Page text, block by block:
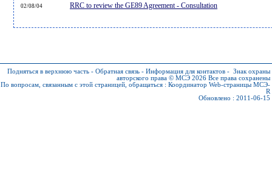
02/08/04 RRC to review the GE89 Agreement - Consultation
Подняться в верхнюю часть - Обратная связь - Информация для контактов - Знак охраны
авторского права © МСЭ 2026 Все права сохранены
По вопросам, связанным с этой страницей, обращаться : Координатор Web-страницы МСЭ-
R
Обновлено : 2011-06-15